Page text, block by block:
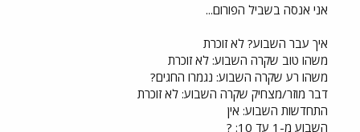
אני אנסה בשביל הפורום...
איך עבר השבוע? לא זוכרת
משהו טוב שקרה השבוע: לא זוכרת
משהו רע שקרה השבוע: נגמרו החגים?
דבר מוזר/מצחיק שקרה השבוע: לא זוכרת
התחדשות השבוע: אין
השבוע מ-1 עד 10: ?